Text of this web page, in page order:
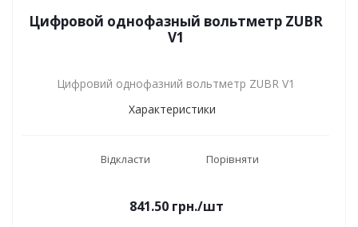
Цифровой однофазный вольтметр ZUBR
V1
Цифровий однофазний вольтметр ZUBR V1
Характеристики
Відкласти Порівняти
841.50грн./шт